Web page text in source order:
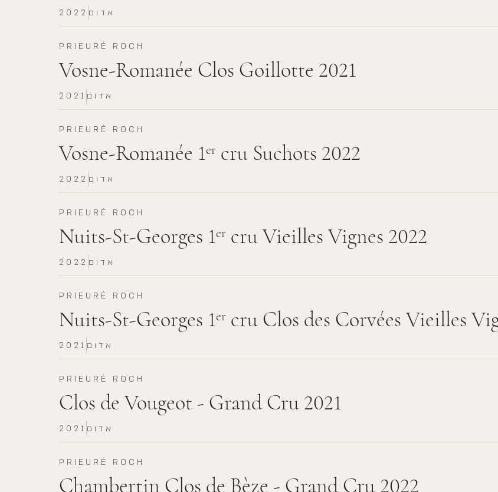
2022 אדום
PRIEURÉ ROCH
Vosne-Romanée Clos Goillotte 2021
2021 אדום
PRIEURÉ ROCH
Vosne-Romanée 1er cru Suchots 2022
2022 אדום
PRIEURÉ ROCH
Nuits-St-Georges 1er cru Vieilles Vignes 2022
2022 אדום
PRIEURÉ ROCH
Nuits-St-Georges 1er cru Clos des Corvées Vieilles
2021 אדום
PRIEURÉ ROCH
Clos de Vougeot - Grand Cru 2021
2021 אדום
PRIEURÉ ROCH
Chambertin Clos de Bèze - Grand Cru 2022